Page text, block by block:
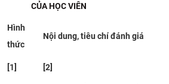
CỦA HỌC VIÊN
Hình
thức
Nội dung, tiêu chí đánh giá
[1] [2]